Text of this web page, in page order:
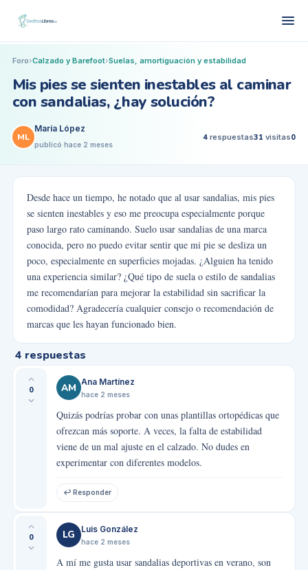
Foro›Calzado y Barefoot›Suelas, amortiguación y estabilidad
Mis pies se sienten inestables al caminar
con sandalias, ¿hay solución?
ML
María López
publicó hace 2 meses
4 respuestas31 visitas0
Desde hace un tiempo, he notado que al usar sandalias, mis pies
se sienten inestables y eso me preocupa especialmente porque
paso largo rato caminando. Suelo usar sandalias de una marca
conocida, pero no puedo evitar sentir que mi pie se desliza un
poco, especialmente en superficies mojadas. ¿Alguien ha tenido
una experiencia similar? ¿Qué tipo de suela o estilo de sandalias
me recomendarían para mejorar la estabilidad sin sacrificar la
comodidad? Agradecería cualquier consejo o recomendación de
marcas que les hayan funcionado bien.
4 respuestas
0 AM Ana Martínez
hace 2 meses
Quizás podrías probar con unas plantillas ortopédicas que
ofrezcan más soporte. A veces, la falta de estabilidad
viene de un mal ajuste en el calzado. No dudes en
experimentar con diferentes modelos.
↩ Responder
0 LG Luis González
hace 2 meses
A mí me gusta usar sandalias deportivas en verano, son